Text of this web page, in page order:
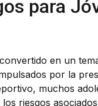
para
en un
por la
muchos
riesgos